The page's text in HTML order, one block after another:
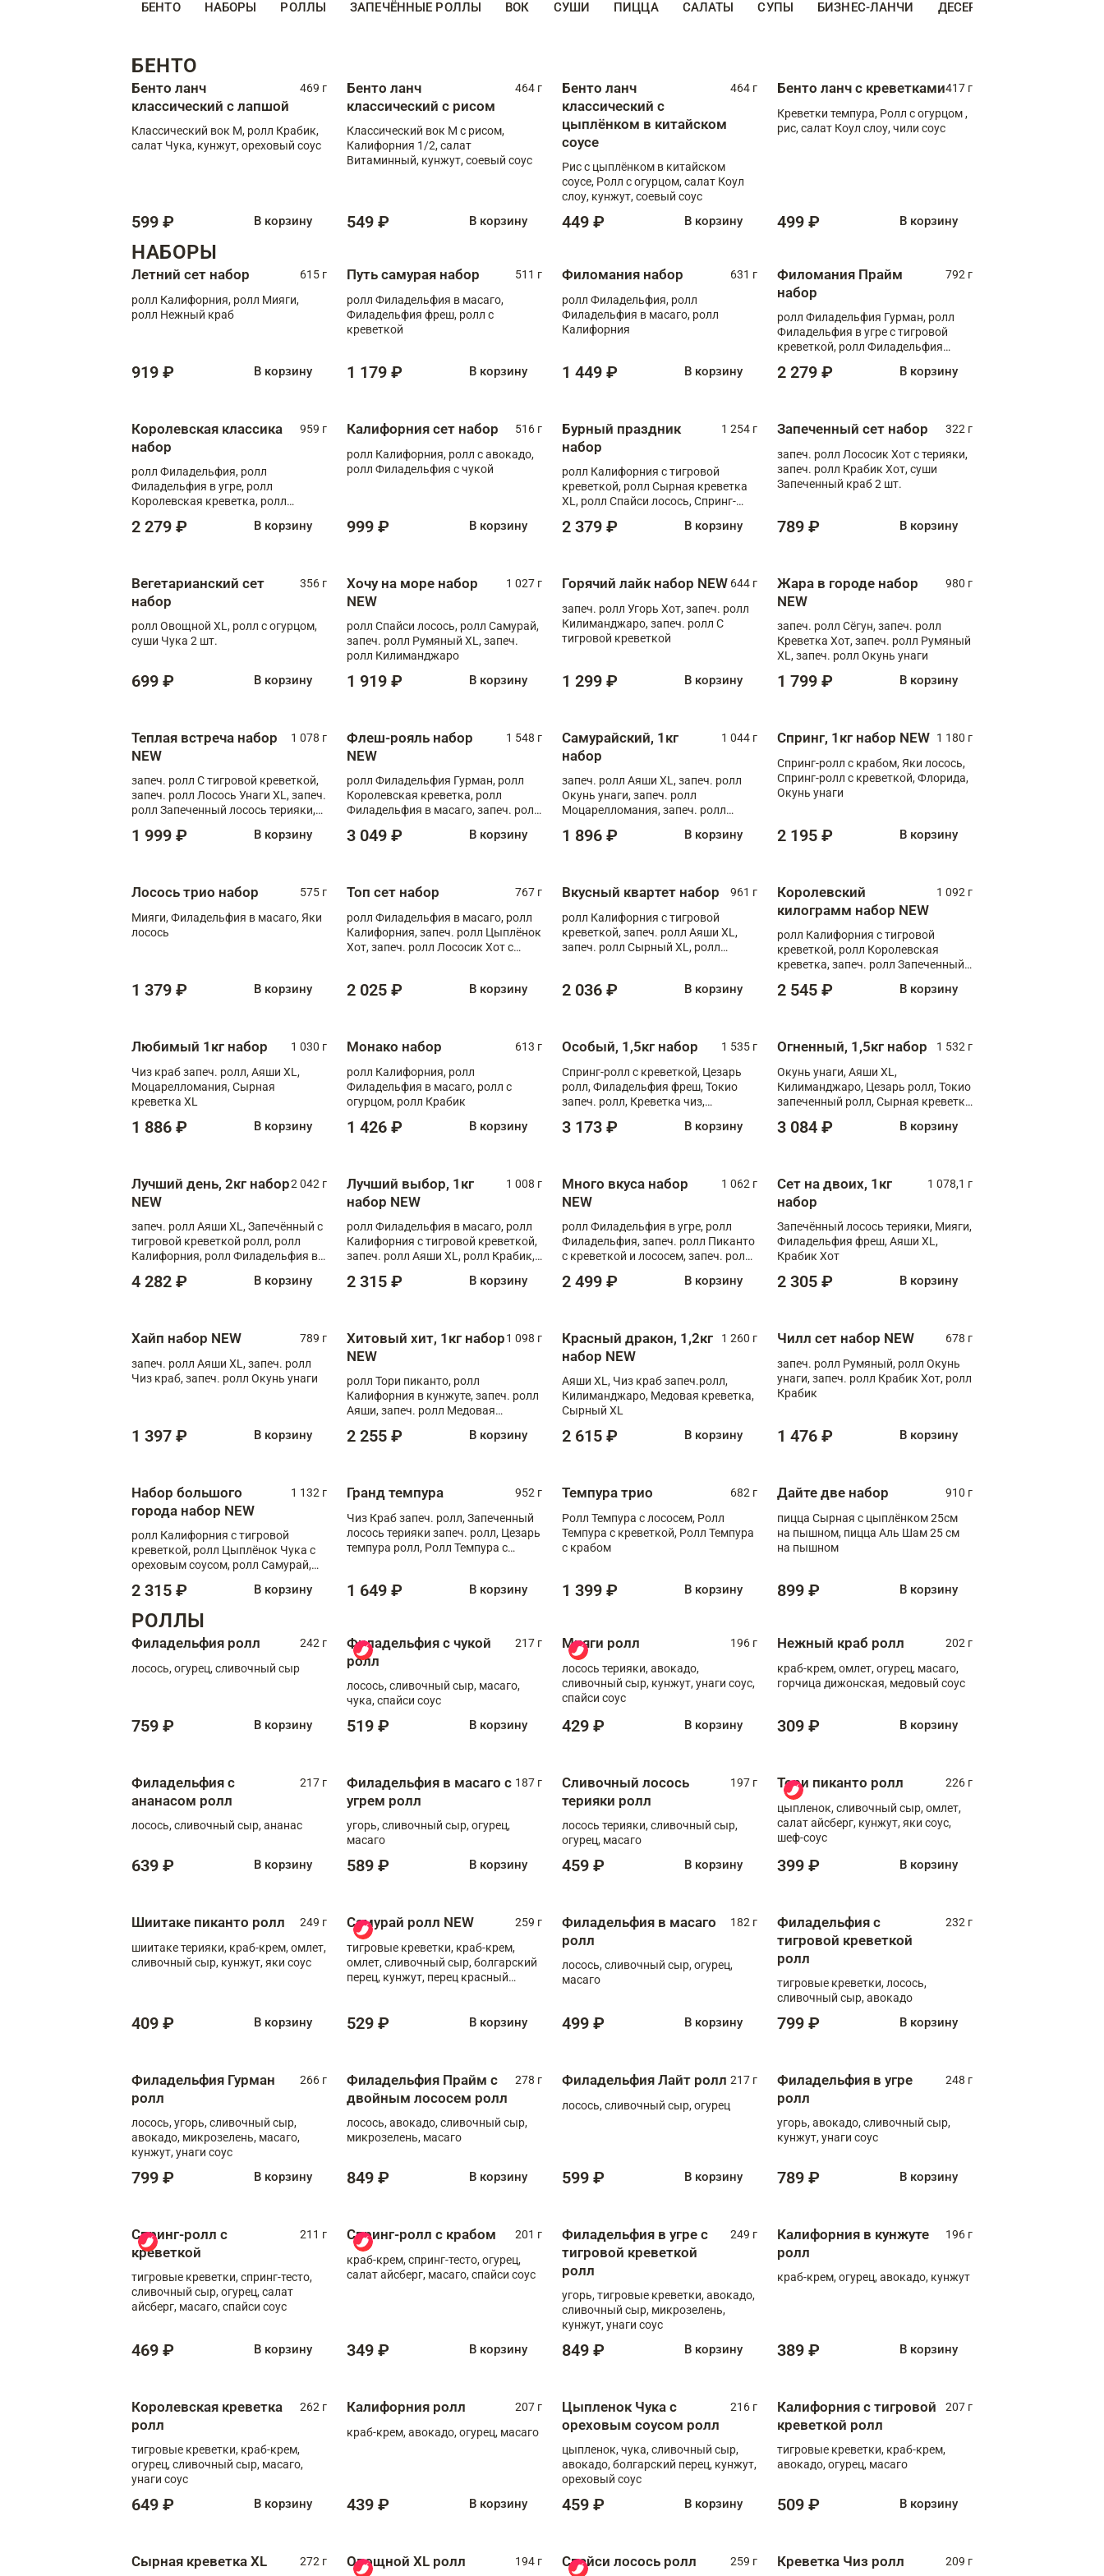
БЕНТО НАБОРЫ РОЛЛЫ ЗАПЕЧЁННЫЕ РОЛЛЫ ВОК СУШИ ПИЦЦА САЛАТЫ СУПЫ БИЗНЕС-ЛАНЧИ ДЕСЕРТЫ
БЕНТО
Бенто ланч
классический с лапшой
469 г
Классический вок М, ролл Крабик,
салат Чука, кунжут, ореховый соус
599 ₽ В корзину
Бенто ланч
классический с рисом
464 г
Классический вок М с рисом,
Калифорния 1/2, салат
Витаминный, кунжут, соевый соус
549 ₽ В корзину
Бенто ланч
классический с
цыплёнком в китайском
соусе
464 г
Рис с цыплёнком в китайском
соусе, Ролл с огурцом, салат Коул
слоу, кунжут, соевый соус
449 ₽ В корзину
Бенто ланч с креветками417 г
Креветки темпура, Ролл с огурцом ,
рис, салат Коул слоу, чили соус
499 ₽ В корзину
НАБОРЫ
Летний сет набор
615 г
ролл Калифорния, ролл Мияги,
ролл Нежный краб
919 ₽ В корзину
Путь самурая набор
511 г
ролл Филадельфия в масаго,
Филадельфия фреш, ролл с
креветкой
1 179 ₽ В корзину
Филомания набор
631 г
ролл Филадельфия, ролл
Филадельфия в масаго, ролл
Калифорния
1 449 ₽ В корзину
Филомания Прайм
набор
792 г
ролл Филадельфия Гурман, ролл
Филадельфия в угре с тигровой
креветкой, ролл Филадельфия
2 279 ₽ В корзину
Королевская классика
набор
959 г
ролл Филадельфия, ролл
Филадельфия в угре, ролл
Королевская креветка, ролл
2 279 ₽ В корзину
Калифорния сет набор
516 г
ролл Калифорния, ролл с авокадо,
ролл Филадельфия с чукой
999 ₽ В корзину
Бурный праздник
набор
1 254 г
ролл Калифорния с тигровой
креветкой, ролл Сырная креветка
XL, ролл Спайси лосось, Спринг-
Медовая креветка
2 379 ₽ В корзину
Запеченный сет набор
322 г
запеч. ролл Лососик Хот с терияки,
запеч. ролл Крабик Хот, суши
Запеченный краб 2 шт.
789 ₽ В корзину
Вегетарианский сет
набор
356 г
ролл Овощной XL, ролл с огурцом,
суши Чука 2 шт.
699 ₽ В корзину
Хочу на море набор
NEW
1 027 г
ролл Спайси лосось, ролл Самурай,
запеч. ролл Румяный XL, запеч.
ролл Килиманджаро
1 919 ₽ В корзину
Горячий лайк набор NEW 644 г
запеч. ролл Угорь Хот, запеч. ролл
Килиманджаро, запеч. ролл С
тигровой креветкой
1 299 ₽ В корзину
Жара в городе набор
NEW
980 г
запеч. ролл Сёгун, запеч. ролл
Креветка Хот, запеч. ролл Румяный
XL, запеч. ролл Окунь унаги
1 799 ₽ В корзину
Теплая встреча набор
NEW
1 078 г
запеч. ролл С тигровой креветкой,
запеч. ролл Лосось Унаги XL, запеч.
ролл Запеченный лосось терияки,
1 999 ₽ В корзину
Флеш-рояль набор
NEW
1 548 г
ролл Филадельфия Гурман, ролл
Королевская креветка, ролл
Филадельфия в масаго, запеч. ролл
Тигровая креветка с моцареллой,
3 049 ₽ В корзину
Самурайский, 1кг
набор
1 044 г
запеч. ролл Аяши XL, запеч. ролл
Окунь унаги, запеч. ролл
Моцарелломания, запеч. ролл
1 896 ₽ В корзину
Спринг, 1кг набор NEW 1 180 г
Спринг-ролл с крабом, Яки лосось,
Спринг-ролл с креветкой, Флорида,
Окунь унаги
2 195 ₽ В корзину
Лосось трио набор
575 г
Мияги, Филадельфия в масаго, Яки
лосось
1 379 ₽ В корзину
Топ сет набор
767 г
ролл Филадельфия в масаго, ролл
Калифорния, запеч. ролл Цыплёнок
Хот, запеч. ролл Лососик Хот с
2 025 ₽ В корзину
Вкусный квартет набор
961 г
ролл Калифорния с тигровой
креветкой, запеч. ролл Аяши XL,
запеч. ролл Сырный XL, ролл
2 036 ₽ В корзину
Королевский
килограмм набор NEW
1 092 г
ролл Калифорния с тигровой
креветкой, ролл Королевская
креветка, запеч. ролл Запеченный
XL, запеч. ролл Крабик Хот
2 545 ₽ В корзину
Любимый 1кг набор
1 030 г
Чиз краб запеч. ролл, Аяши XL,
Моцарелломания, Сырная
креветка XL
1 886 ₽ В корзину
Монако набор
613 г
ролл Калифорния, ролл
Филадельфия в масаго, ролл с
огурцом, ролл Крабик
1 426 ₽ В корзину
Особый, 1,5кг набор
1 535 г
Спринг-ролл с креветкой, Цезарь
ролл, Филадельфия фреш, Токио
запеч. ролл, Креветка чиз,
Флорида
3 173 ₽ В корзину
Огненный, 1,5кг набор
1 532 г
Окунь унаги, Аяши XL,
Килиманджаро, Цезарь ролл, Токио
запеченный ролл, Сырная креветка
3 084 ₽ В корзину
Лучший день, 2кг набор
NEW
2 042 г
запеч. ролл Аяши XL, Запечённый с
тигровой креветкой ролл, ролл
Калифорния, ролл Филадельфия в
запеч. ролл Моцарелломания, ролл
4 282 ₽ В корзину
Лучший выбор, 1кг
набор NEW
1 008 г
ролл Филадельфия в масаго, ролл
Калифорния с тигровой креветкой,
запеч. ролл Аяши XL, ролл Крабик,
2 315 ₽ В корзину
Много вкуса набор
NEW
1 062 г
ролл Филадельфия в угре, ролл
Филадельфия, запеч. ролл Пиканто
с креветкой и лососем, запеч. ролл
2 499 ₽ В корзину
Сет на двоих, 1кг
набор
1 078,1 г
Запечённый лосось терияки, Мияги,
Филадельфия фреш, Аяши XL,
Крабик Хот
2 305 ₽ В корзину
Хайп набор NEW
789 г
запеч. ролл Аяши XL, запеч. ролл
Чиз краб, запеч. ролл Окунь унаги
1 397 ₽ В корзину
Хитовый хит, 1кг набор
NEW
1 098 г
ролл Тори пиканто, ролл
Калифорния в кунжуте, запеч. ролл
Аяши, запеч. ролл Медовая
чукой
2 255 ₽ В корзину
Красный дракон, 1,2кг
набор NEW
1 260 г
Аяши XL, Чиз краб запеч.ролл,
Килиманджаро, Медовая креветка,
Сырный XL
2 615 ₽ В корзину
Чилл сет набор NEW
678 г
запеч. ролл Румяный, ролл Окунь
унаги, запеч. ролл Крабик Хот, ролл
Крабик
1 476 ₽ В корзину
Набор большого
города набор NEW
1 132 г
ролл Калифорния с тигровой
креветкой, ролл Цыплёнок Чука с
ореховым соусом, ролл Самурай,
ролл с крабом
2 315 ₽ В корзину
Гранд темпура
952 г
Чиз Краб запеч. ролл, Запеченный
лосось терияки запеч. ролл, Цезарь
темпура ролл, Ролл Темпура с
1 649 ₽ В корзину
Темпура трио
682 г
Ролл Темпура с лососем, Ролл
Темпура с креветкой, Ролл Темпура
с крабом
1 399 ₽ В корзину
Дайте две набор
910 г
пицца Сырная с цыплёнком 25см
на пышном, пицца Аль Шам 25 см
на пышном
899 ₽ В корзину
РОЛЛЫ
Филадельфия ролл
242 г
лосось, огурец, сливочный сыр
759 ₽ В корзину
Филадельфия с чукой
ролл
217 г
лосось, сливочный сыр, масаго,
чука, спайси соус
519 ₽ В корзину
Мияги ролл
196 г
лосось терияки, авокадо,
сливочный сыр, кунжут, унаги соус,
спайси соус
429 ₽ В корзину
Нежный краб ролл
202 г
краб-крем, омлет, огурец, масаго,
горчица дижонская, медовый соус
309 ₽ В корзину
Филадельфия с
ананасом ролл
217 г
лосось, сливочный сыр, ананас
639 ₽ В корзину
Филадельфия в масаго с
угрем ролл
187 г
угорь, сливочный сыр, огурец,
масаго
589 ₽ В корзину
Сливочный лосось
терияки ролл
197 г
лосось терияки, сливочный сыр,
огурец, масаго
459 ₽ В корзину
Тори пиканто ролл
226 г
цыпленок, сливочный сыр, омлет,
салат айсберг, кунжут, яки соус,
шеф-соус
399 ₽ В корзину
Шиитаке пиканто ролл
249 г
шиитаке терияки, краб-крем, омлет,
сливочный сыр, кунжут, яки соус
409 ₽ В корзину
Самурай ролл NEW
259 г
тигровые креветки, краб-крем,
омлет, сливочный сыр, болгарский
перец, кунжут, перец красный
529 ₽ В корзину
Филадельфия в масаго
ролл
182 г
лосось, сливочный сыр, огурец,
масаго
499 ₽ В корзину
Филадельфия с
тигровой креветкой
ролл
232 г
тигровые креветки, лосось,
сливочный сыр, авокадо
799 ₽ В корзину
Филадельфия Гурман
ролл
266 г
лосось, угорь, сливочный сыр,
авокадо, микрозелень, масаго,
кунжут, унаги соус
799 ₽ В корзину
Филадельфия Прайм с
двойным лососем ролл
278 г
лосось, авокадо, сливочный сыр,
микрозелень, масаго
849 ₽ В корзину
Филадельфия Лайт ролл 217 г
лосось, сливочный сыр, огурец
599 ₽ В корзину
Филадельфия в угре
ролл
248 г
угорь, авокадо, сливочный сыр,
кунжут, унаги соус
789 ₽ В корзину
Спринг-ролл с
креветкой
211 г
тигровые креветки, спринг-тесто,
сливочный сыр, огурец, салат
айсберг, масаго, спайси соус
469 ₽ В корзину
Спринг-ролл с крабом
201 г
краб-крем, спринг-тесто, огурец,
салат айсберг, масаго, спайси соус
349 ₽ В корзину
Филадельфия в угре с
тигровой креветкой
ролл
249 г
угорь, тигровые креветки, авокадо,
сливочный сыр, микрозелень,
кунжут, унаги соус
849 ₽ В корзину
Калифорния в кунжуте
ролл
196 г
краб-крем, огурец, авокадо, кунжут
389 ₽ В корзину
Королевская креветка
ролл
262 г
тигровые креветки, краб-крем,
огурец, сливочный сыр, масаго,
унаги соус
649 ₽ В корзину
Калифорния ролл
207 г
краб-крем, авокадо, огурец, масаго
439 ₽ В корзину
Цыпленок Чука с
ореховым соусом ролл
216 г
цыпленок, чука, сливочный сыр,
авокадо, болгарский перец, кунжут,
ореховый соус
459 ₽ В корзину
Калифорния с тигровой
креветкой ролл
207 г
тигровые креветки, краб-крем,
авокадо, огурец, масаго
509 ₽ В корзину
Сырная креветка XL
272 г Овощной XL ролл 194 г Спайси лосось ролл 259 г Креветка Чиз ролл 209 г